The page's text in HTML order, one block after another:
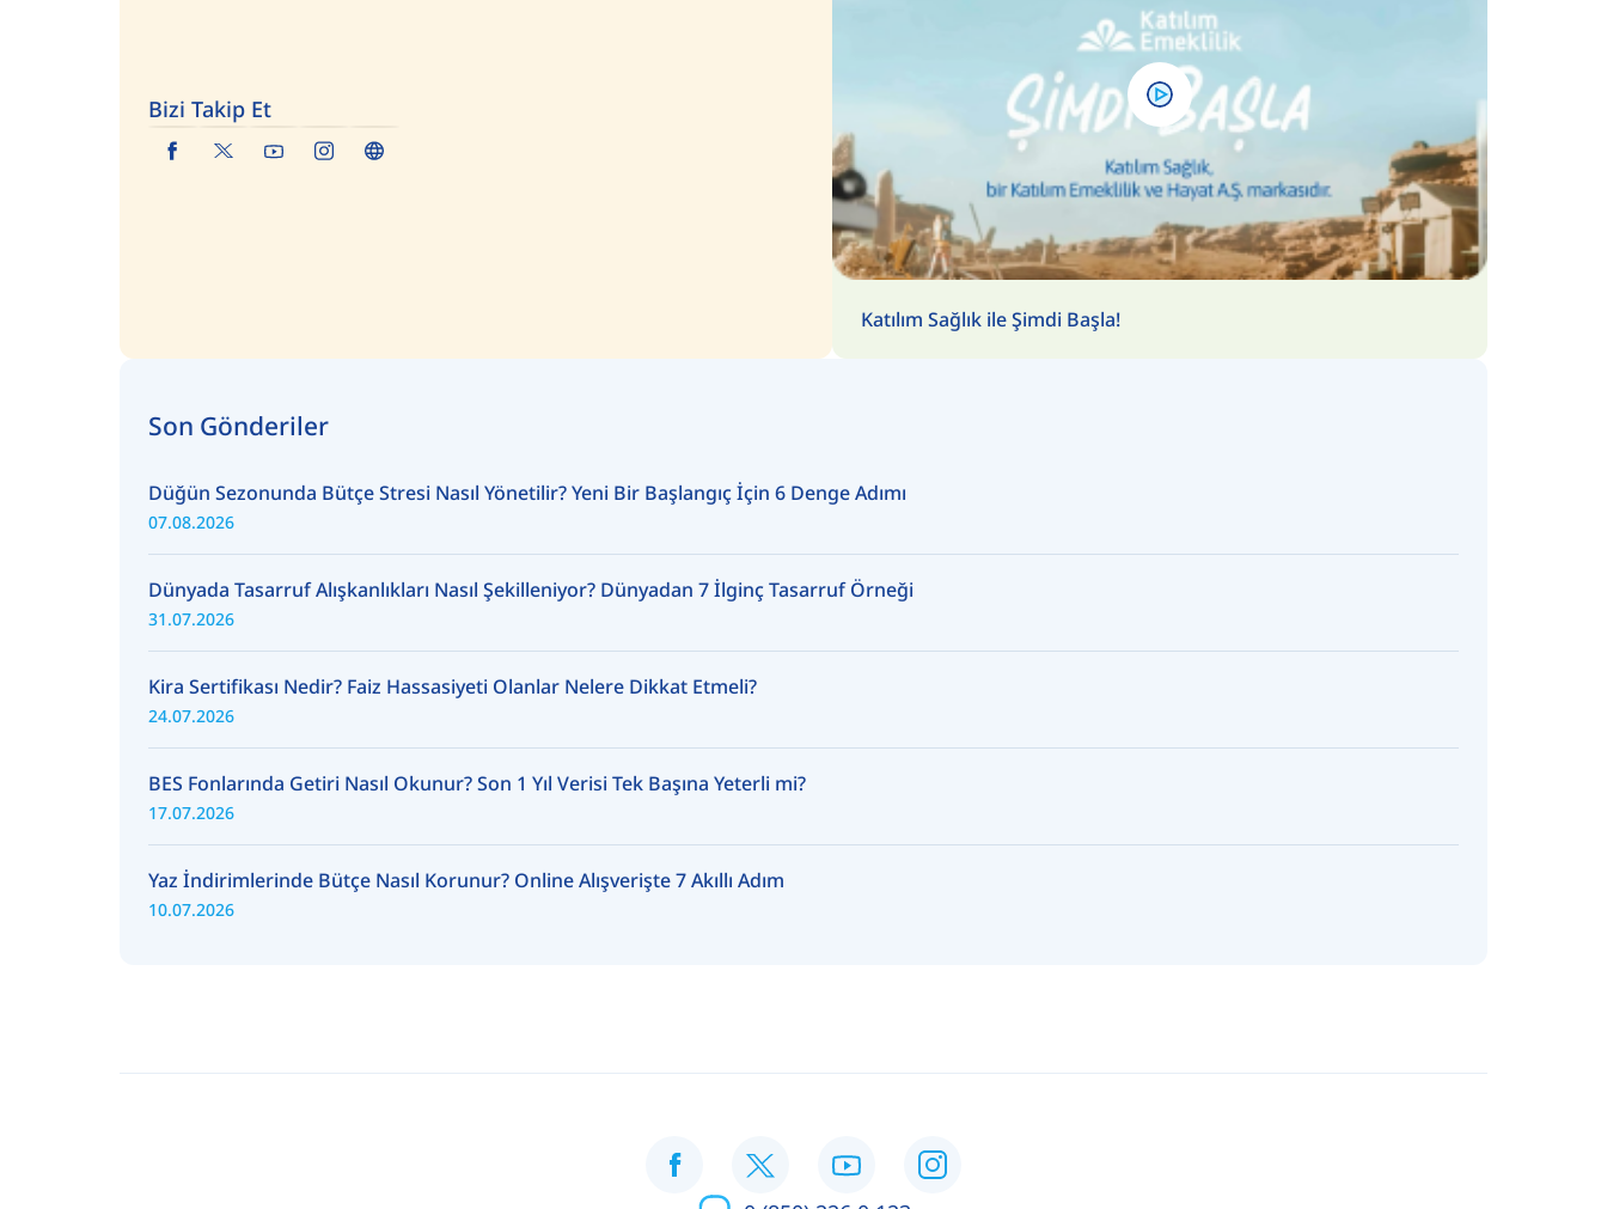
Bizi Takip Et
Katılım Sağlık ile Şimdi Başla!
Son Gönderiler
Düğün Sezonunda Bütçe Stresi Nasıl Yönetilir? Yeni Bir Başlangıç İçin 6 Denge Adımı
07.08.2026
Dünyada Tasarruf Alışkanlıkları Nasıl Şekilleniyor? Dünyadan 7 İlginç Tasarruf Örneği
31.07.2026
Kira Sertifikası Nedir? Faiz Hassasiyeti Olanlar Nelere Dikkat Etmeli?
24.07.2026
BES Fonlarında Getiri Nasıl Okunur? Son 1 Yıl Verisi Tek Başına Yeterli mi?
17.07.2026
Yaz İndirimlerinde Bütçe Nasıl Korunur? Online Alışverişte 7 Akıllı Adım
10.07.2026